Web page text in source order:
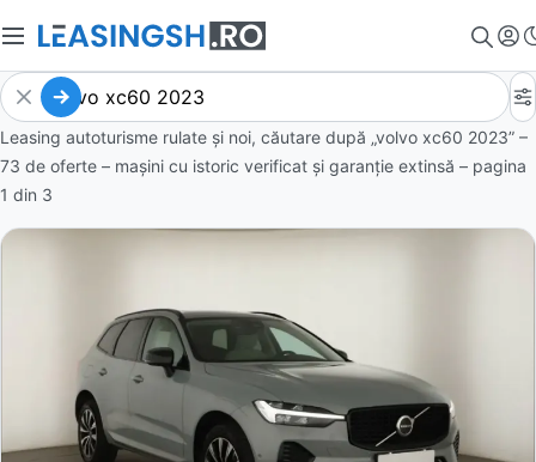
Leasing autoturisme rulate și noi, căutare după „volvo xc60 2023” –
73 de oferte – mașini cu istoric verificat și garanție extinsă – pagina
1 din 3